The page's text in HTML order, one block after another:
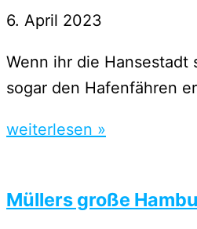
6. April 2023
Wenn ihr die
sogar den Hafenfähren
weiterlesen »
Müllers große